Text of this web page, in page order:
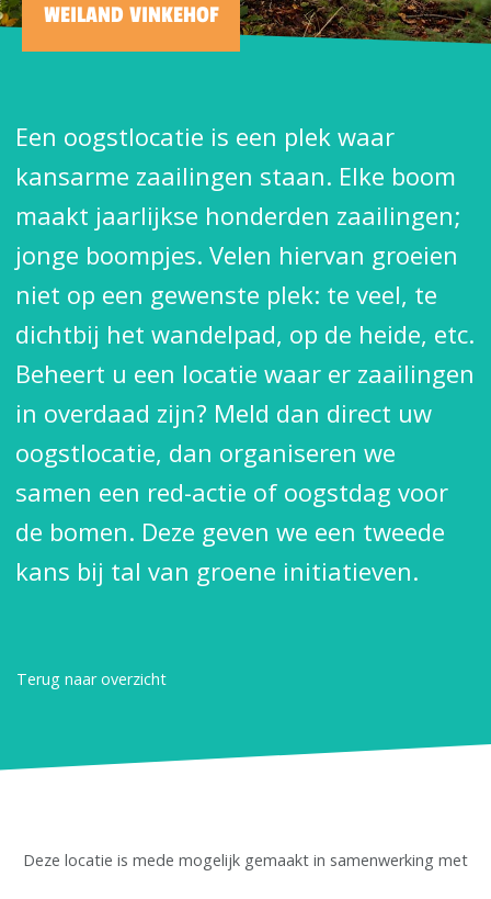
WEILAND VINKEHOF
Een oogstlocatie is een plek waar
kansarme zaailingen staan. Elke boom
maakt jaarlijkse honderden zaailingen;
jonge boompjes. Velen hiervan groeien
niet op een gewenste plek: te veel, te
dichtbij het wandelpad, op de heide, etc.
Beheert u een locatie waar er zaailingen
in overdaad zijn? Meld dan direct uw
oogstlocatie, dan organiseren we
samen een red-actie of oogstdag voor
de bomen. Deze geven we een tweede
kans bij tal van groene initiatieven.
Terug naar overzicht
Deze locatie is mede mogelijk gemaakt in samenwerking met